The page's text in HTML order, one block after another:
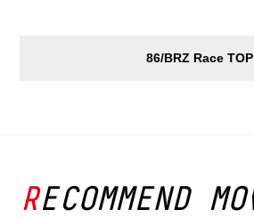
86/BRZ Race TOP
RECOMMEND